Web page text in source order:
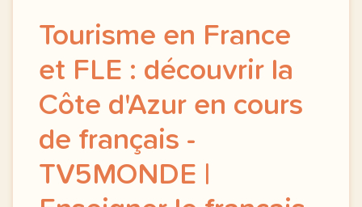
Tourisme en France
et FLE : découvrir la
Côte d'Azur en cours
de français -
TV5MONDE |